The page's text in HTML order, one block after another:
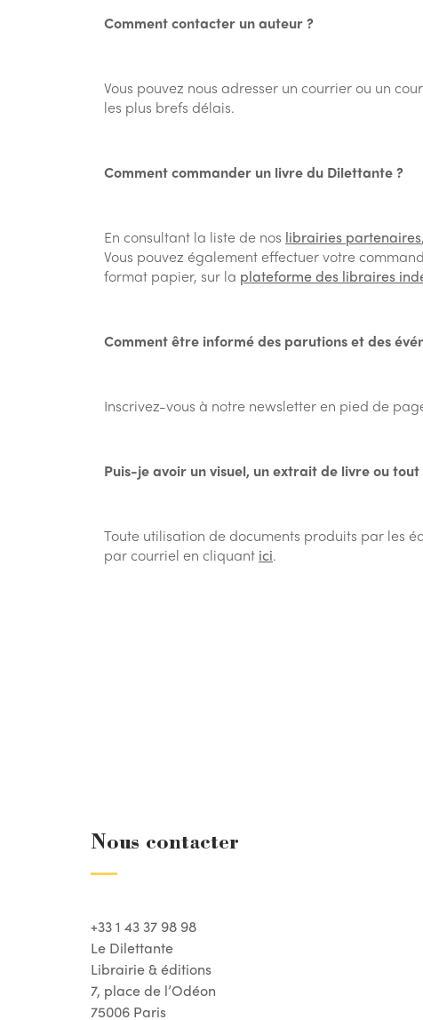
Comment contacter un auteur ?
Vous pouvez nous adresser un courrier ou un
les plus brefs délais.
Commentcommander un livre du Dilettante ?
En consultant la liste de nos librairies partenaires
Vous pouvez également effectuer votre
format papier, sur la plateforme des libraires
Comment être informé des parutions et des
Inscrivez-vous à notre newsletter en pied de
Puis-je avoir un visuel, un extrait de livre ou
Toute utilisation de documents produits par les
par courriel en cliquant ici.
Nous contacter
+33 1 43 37 98 98
Le Dilettante
Librairie & éditions
7, place de l’Odéon
75006 Paris